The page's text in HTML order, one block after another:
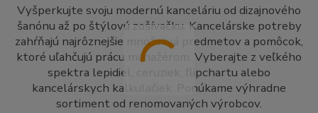
Vyšperkujte svoju modernú kanceláriu od dizajnového
šanónu až po štýlovú zošívačku. Kancelárske potreby
zahŕňajú najrôznejšie množstvá predmetov a pomôcok,
ktoré uľahčujú prácu manažérom. Vyberajte z veľkého
spektra lepidiel, ceruziek, flipchartu alebo
kancelárskych kalkulačiek. Ponúkame výhradne
sortiment od renomovaných výrobcov.